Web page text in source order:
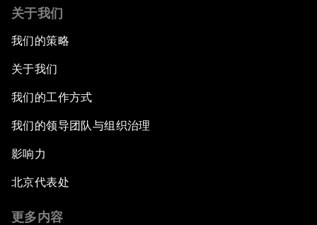
关于我们
我们的策略
关于我们
我们的工作方式
我们的领导团队与组织治理
影响力
北京代表处
更多内容